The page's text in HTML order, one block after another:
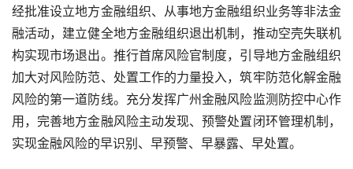
经批准设立地方金融组织、从事地方金融组织业务等非法金
融活动，建立健全地方金融组织退出机制，推动空壳失联机
构实现市场退出。推行首席风险官制度，引导地方金融组织
加大对风险防范、处置工作的力量投入，筑牢防范化解金融
风险的第一道防线。充分发挥广州金融风险监测防控中心作
用，完善地方金融风险主动发现、预警处置闭环管理机制，
实现金融风险的早识别、早预警、早暴露、早处置。